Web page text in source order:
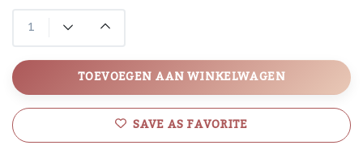
TOEVOEGEN AAN WINKELWAGEN
SAVE AS FAVORITE